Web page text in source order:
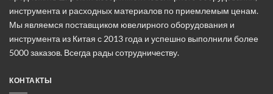
инструмента и расходных материалов по приемлемым ценам.
Мы являемся поставщиком ювелирного оборудования и
инструмента из Китая с 2013 года и успешно выполнили более
5000 заказов. Всегда рады сотрудничеству.
КОНТАКТЫ